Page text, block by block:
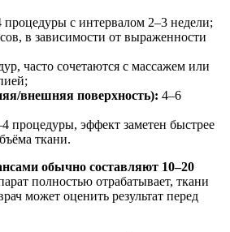
процедуры с интервалом 2–3 недели;
в зависимости от выраженности
часто сочетаются с массажем или
внешняя поверхность): 4–6
процедуры, эффект заметен быстрее
ткани.
обычно составляют 10–20
полностью отрабатывает, ткани
может оценить результат перед